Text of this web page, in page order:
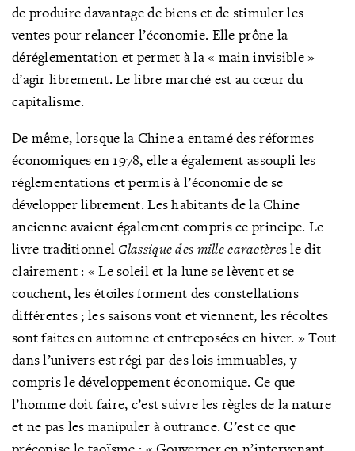
de produire davantage de biens et de stimuler les
ventes pour relancer l’économie. Elle prône la
déréglementation et permet à la « main invisible »
d’agir librement. Le libre marché est au cœur du
capitalisme.
De même, lorsque la Chine a entamé des réformes
économiques en 1978, elle a également assoupli les
réglementations et permis à l’économie de se
développer librement. Les habitants de la Chine
ancienne avaient également compris ce principe. Le
livre traditionnel Classique des mille caractères le dit
clairement : « Le soleil et la lune se lèvent et se
couchent, les étoiles forment des constellations
différentes ; les saisons vont et viennent, les récoltes
sont faites en automne et entreposées en hiver. » Tout
dans l’univers est régi par des lois immuables, y
compris le développement économique. Ce que
l’homme doit faire, c’est suivre les règles de la nature
et ne pas les manipuler à outrance. C’est ce que